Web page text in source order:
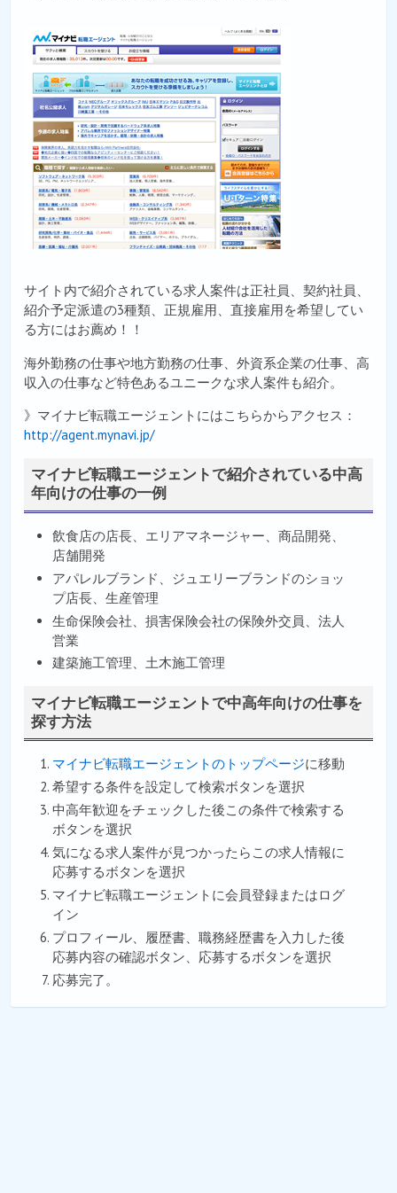
サイト内で紹介されている求人案件は正社員、契約社員、
紹介予定派遣の3種類、正規雇用、直接雇用を希望してい
る方にはお薦め！！
海外勤務の仕事や地方勤務の仕事、外資系企業の仕事、高
収入の仕事など特色あるユニークな求人案件も紹介。
》マイナビ転職エージェントにはこちらからアクセス：
http://agent.mynavi.jp/
マイナビ転職エージェントで紹介されている中高
年向けの仕事の一例
飲食店の店長、エリアマネージャー、商品開発、
店舗開発
アパレルブランド、ジュエリーブランドのショッ
プ店長、生産管理
生命保険会社、損害保険会社の保険外交員、法人
営業
建築施工管理、土木施工管理
マイナビ転職エージェントで中高年向けの仕事を
探す方法
マイナビ転職エージェントのトップページに移動
希望する条件を設定して検索ボタンを選択
中高年歓迎をチェックした後この条件で検索する
ボタンを選択
気になる求人案件が見つかったらこの求人情報に
応募するボタンを選択
マイナビ転職エージェントに会員登録またはログ
イン
プロフィール、履歴書、職務経歴書を入力した後
応募内容の確認ボタン、応募するボタンを選択
応募完了。